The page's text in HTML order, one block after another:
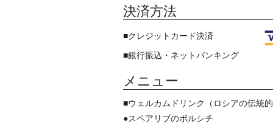
決済方法
■クレジットカード決済
■銀行振込・ネットバンキング
メニュー
■ウェルカムドリンク（ロシアの伝統
●スペアリブのボルシチ